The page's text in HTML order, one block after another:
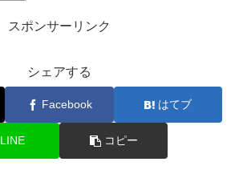
スポンサーリンク
シェアする
Facebook はてブ
LINE コピー